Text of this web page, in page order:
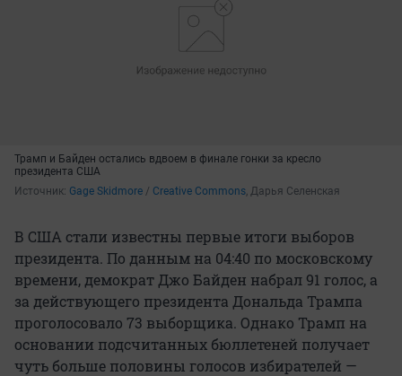
Трамп и Байден остались вдвоем в финале гонки за кресло
президента США
Источник: Gage Skidmore / Creative Commons , Дарья Селенская
В США стали известны первые итоги выборов
президента. По данным на 04:40 по московскому
времени, демократ Джо Байден набрал 91 голос, а
за действующего президента Дональда Трампа
проголосовало 73 выборщика. Однако Трамп на
основании подсчитанных бюллетеней получает
чуть больше половины голосов избирателей —